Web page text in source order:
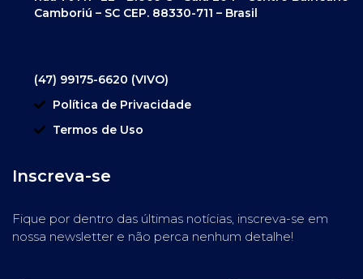
Camboriú – SC CEP. 88330-711 – Brasil
(47) 99175-6620 (VIVO)
Política de Privacidade
Termos de Uso
Inscreva-se
Fique por dentro das últimas notícias, inscreva-se em
nossa newsletter e não perca nenhum detalhe!